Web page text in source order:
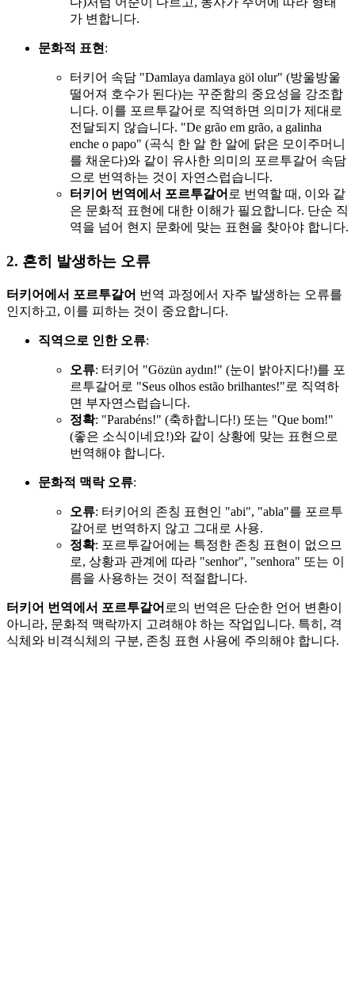
가 변합니다.
문화적 표현 :
터키어 속담 "Damlaya damlaya göl olur" (방울방울
떨어져 호수가 된다)는 꾸준함의 중요성을 강조합
니다. 이를 포르투갈어로 직역하면 의미가 제대로
전달되지 않습니다. "De grão em grão, a galinha
enche o papo" (곡식 한 알 한 알에 닭은 모이주머니
를 채운다)와 같이 유사한 의미의 포르투갈어 속담
으로 번역하는 것이 자연스럽습니다.
터키어 번역에서 포르투갈어 로 번역할 때, 이와 같
은 문화적 표현에 대한 이해가 필요합니다. 단순 직
역을 넘어 현지 문화에 맞는 표현을 찾아야 합니다.
2. 흔히 발생하는 오류
터키어에서 포르투갈어 번역 과정에서 자주 발생하는 오류를
인지하고, 이를 피하는 것이 중요합니다.
직역으로 인한 오류:
오류: 터키어 "Gözün aydın!" (눈이 밝아지다!)를 포
르투갈어로 "Seus olhos estão brilhantes!"로 직역하
면 부자연스럽습니다.
정확: "Parabéns!" (축하합니다!) 또는 "Que bom!"
(좋은 소식이네요!)와 같이 상황에 맞는 표현으로
번역해야 합니다.
문화적 맥락 오류:
오류: 터키어의 존칭 표현인 "abi", "abla"를 포르투
갈어로 번역하지 않고 그대로 사용.
정확: 포르투갈어에는 특정한 존칭 표현이 없으므
로, 상황과 관계에 따라 "senhor", "senhora" 또는 이
름을 사용하는 것이 적절합니다.
터키어 번역에서 포르투갈어 로의 번역은 단순한 언어 변환이
아니라, 문화적 맥락까지 고려해야 하는 작업입니다. 특히, 격
식체와 비격식체의 구분, 존칭 표현 사용에 주의해야 합니다.